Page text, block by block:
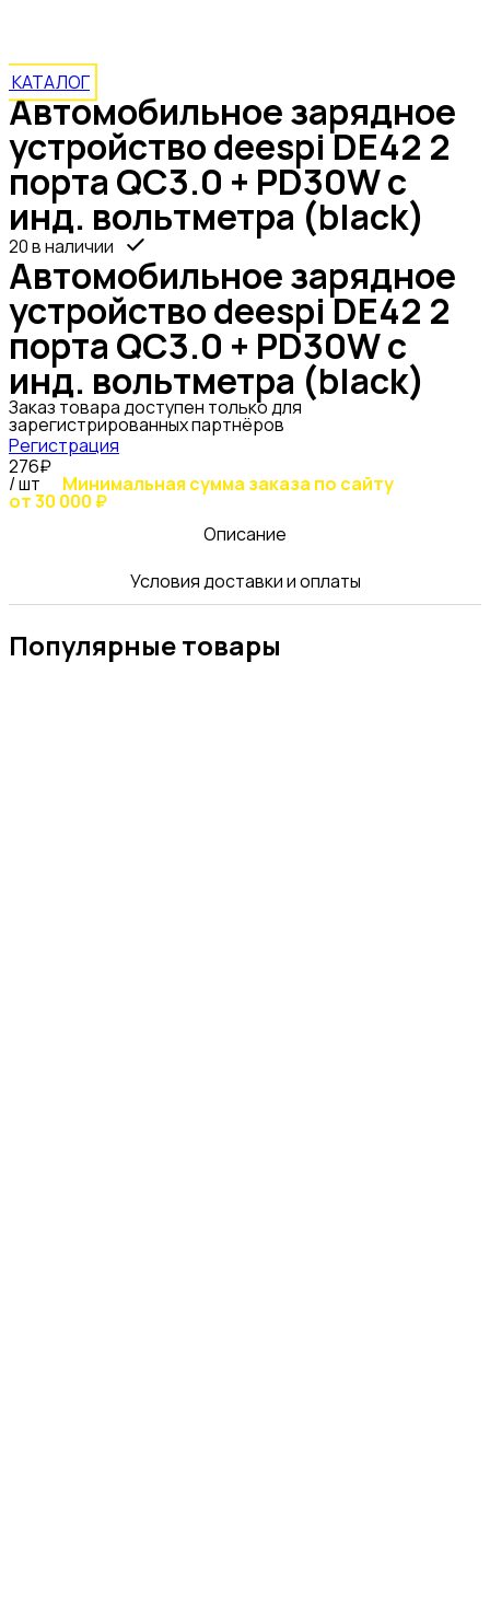
КАТАЛОГ
Автомобильное зарядное
устройство deespi DE42 2
порта QC3.0 + PD30W с
инд. вольтметра (black)
20 в наличии
Автомобильное зарядное
устройство deespi DE42 2
порта QC3.0 + PD30W с
инд. вольтметра (black)
Заказ товара доступен только для
зарегистрированных партнёров
Регистрация
276₽
/ шт Минимальная сумма заказа по сайту
от 30 000 ₽
Описание
Условия доставки и оплаты
Популярные товары